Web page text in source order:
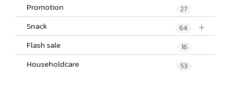
Promotion 27
+
Snack 64
Flash sale 16
Householdcare 53